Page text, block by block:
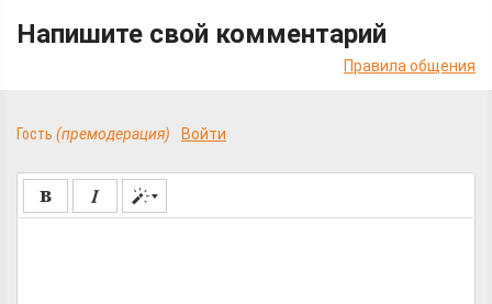
Напишите свой комментарий
Правила общения
Гость (премодерация) Войти